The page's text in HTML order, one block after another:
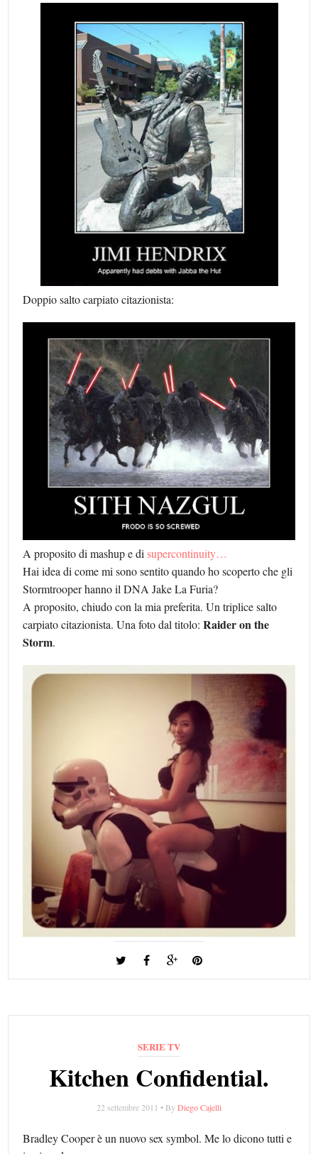
Doppio salto carpiato citazionista:
A proposito di mashup e disupercontinuity…
Hai idea di come mi sono sentito quando ho scoperto che gli
Stormtrooper hanno il DNA Jake La Furia?
A proposito, chiudo con la mia preferita. Un triplice salto
carpiato citazionista. Una foto dal titolo:Raider on the
Storm.
SERIE TV
Kitchen Confidential.
22 settembre 2011 • By Diego Cajelli
Bradley Cooper è un nuovo sex symbol. Me lo dicono tutti e